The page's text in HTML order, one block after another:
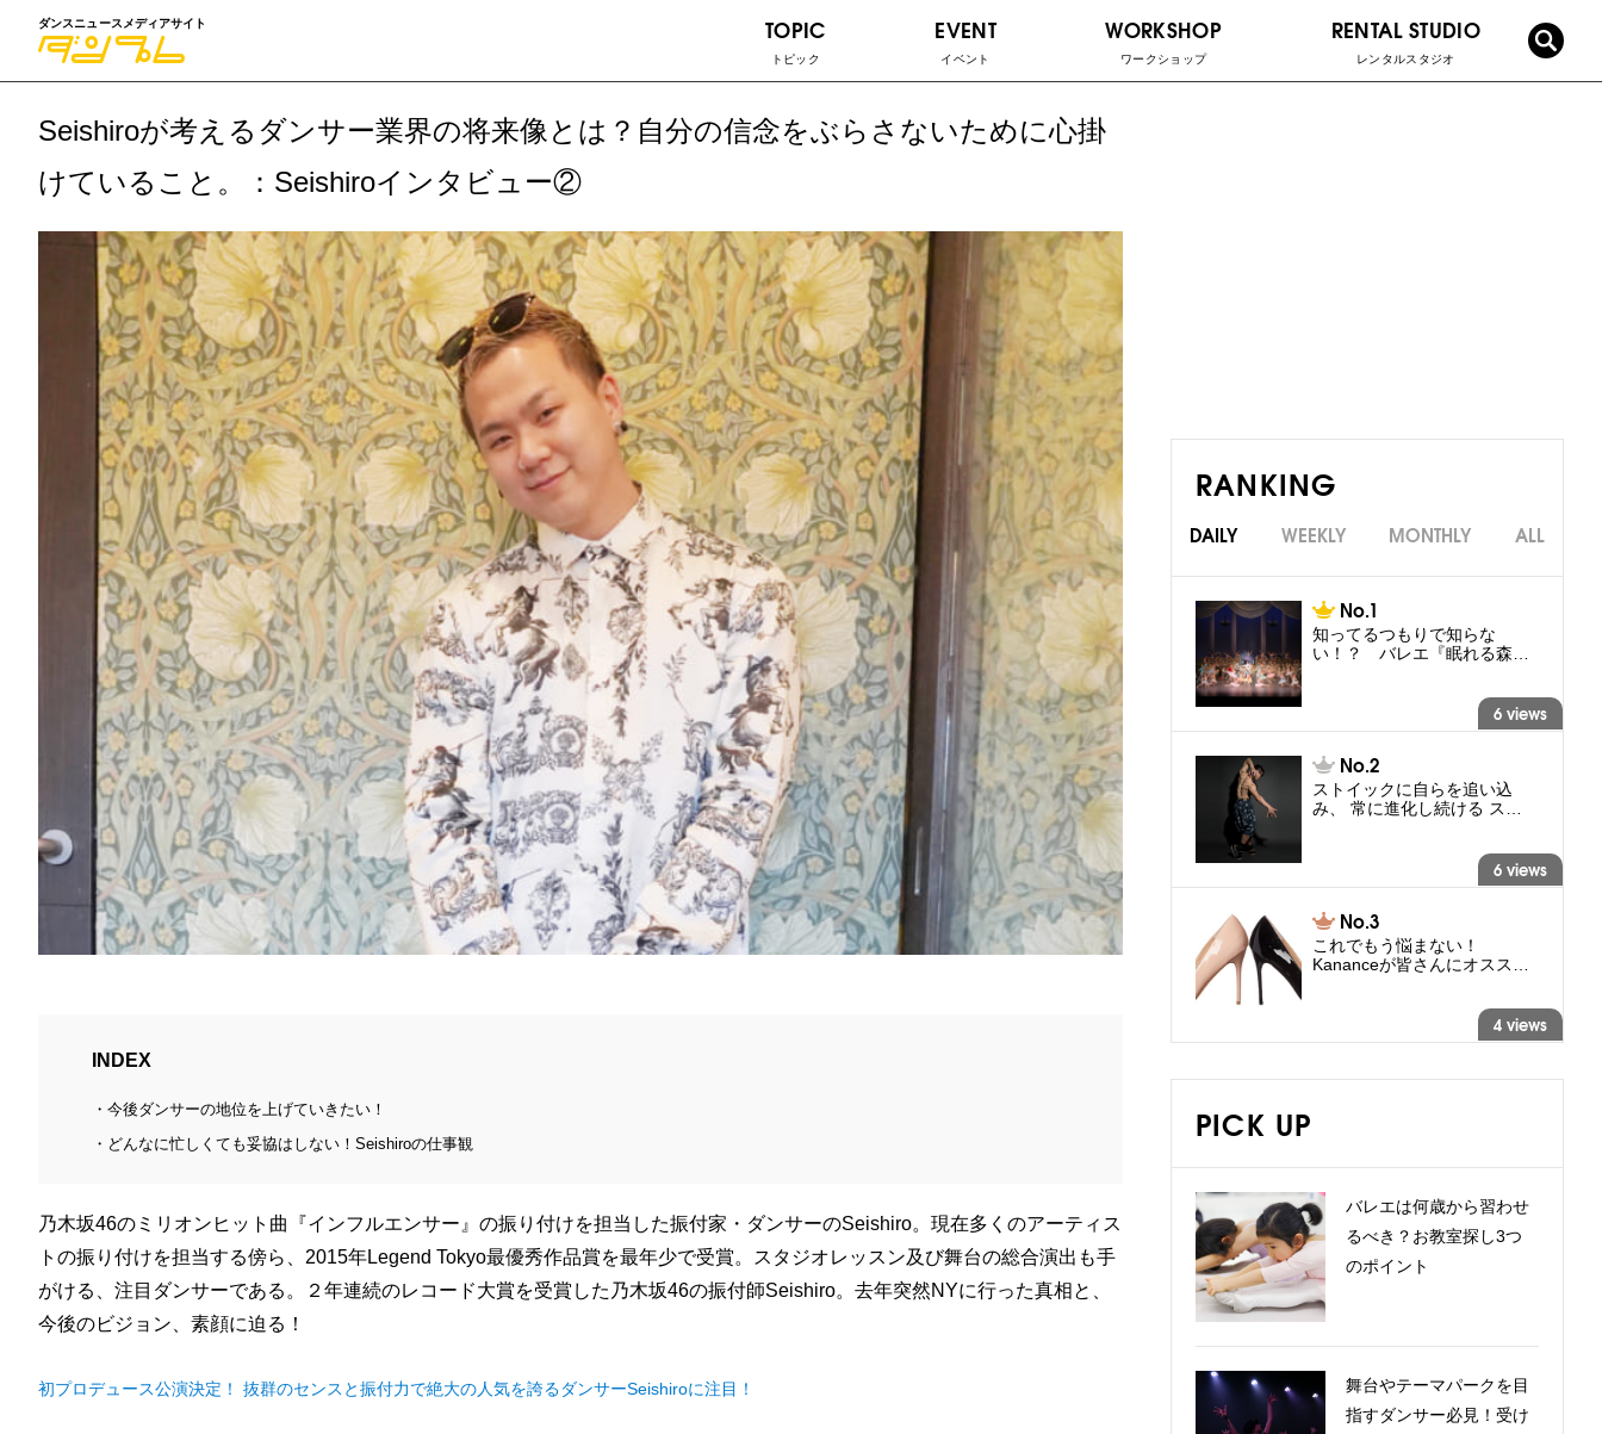
ダンスニュースメディアサイト TOPIC
トピック
EVENT
イベント
WORKSHOP
ワークショップ
RENTAL STUDIO
レンタルスタジオ
Seishiroが考えるダンサー業界の将来像とは？自分の信念をぶらさないために心掛
けていること。：Seishiroインタビュー②
INDEX
今後ダンサーの地位を上げていきたい！
どんなに忙しくても妥協はしない！Seishiroの仕事観
乃木坂46のミリオンヒット曲『インフルエンサー』の振り付けを担当した振付家・ダンサーのSeishiro。現在多くのアーティス
トの振り付けを担当する傍ら、2015年Legend Tokyo最優秀作品賞を最年少で受賞。スタジオレッスン及び舞台の総合演出も手
がける、注目ダンサーである。２年連続のレコード大賞を受賞した乃木坂46の振付師Seishiro。去年突然NYに行った真相と、
今後のビジョン、素顔に迫る！
初プロデュース公演決定！ 抜群のセンスと振付力で絶大の人気を誇るダンサーSeishiroに注目！
RANKING
DAILY WEEKLY MONTHLY ALL
知ってるつもりで知らな
い！？ バレエ『眠れる森…
6 views
ストイックに自らを追い込
み、 常に進化し続ける ス…
6 views
これでもう悩まない！
Kananceが皆さんにオスス…
4 views
PICK UP
バレエは何歳から習わせ
るべき？お教室探し3つ
のポイント
舞台やテーマパークを目
指すダンサー必見！受け